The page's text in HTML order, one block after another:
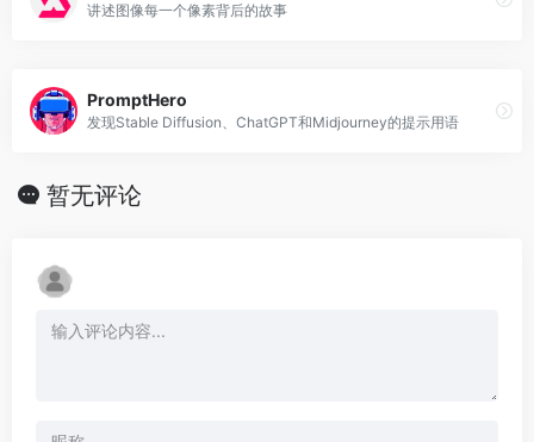
讲述图像每一个像素背后的故事
PromptHero
发现Stable Diffusion、ChatGPT和Midjourney的提示用语
暂无评论